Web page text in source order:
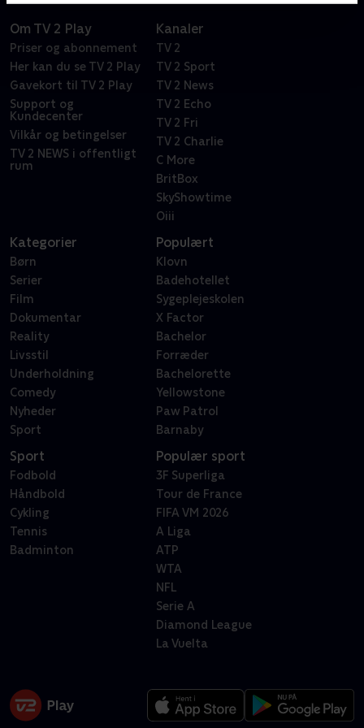
Om TV 2 Play
Priser og abonnement
Her kan du se TV 2 Play
Gavekort til TV 2 Play
Support og
Kundecenter
Vilkår og betingelser
TV 2 NEWS i offentligt
rum
Kanaler
TV 2
TV 2 Sport
TV 2 News
TV 2 Echo
TV 2 Fri
TV 2 Charlie
C More
BritBox
SkyShowtime
Oiii
Kategorier
Børn
Serier
Film
Dokumentar
Reality
Livsstil
Underholdning
Comedy
Nyheder
Sport
Populært
Klovn
Badehotellet
Sygeplejeskolen
X Factor
Bachelor
Forræder
Bachelorette
Yellowstone
Paw Patrol
Barnaby
Sport
Fodbold
Håndbold
Cykling
Tennis
Badminton
Populær sport
3F Superliga
Tour de France
FIFA VM 2026
A Liga
ATP
WTA
NFL
Serie A
Diamond League
La Vuelta